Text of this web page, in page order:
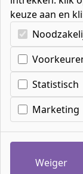
Er zijn geen
opleiding
keuze aan en
Kies uw
Statistisch
Marketing
Weiger